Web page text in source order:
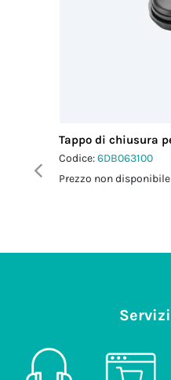
Tappo di chiusura
Codice:6DB063100
Prezzo non disponibile